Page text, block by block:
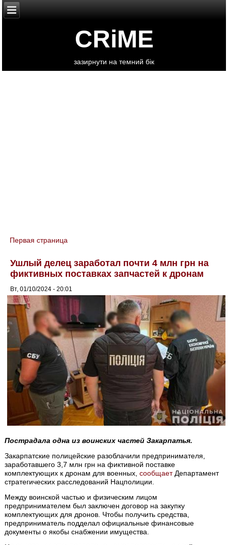
CRiME
зазирнути на темний бік
You are here
Первая страница
Ушлый делец заработал почти 4 млн грн на
фиктивных поставках запчастей к дронам
Вт, 01/10/2024 - 20:01
Пострадала одна из воинских частей Закарпатья.
Закарпатские полицейские разоблачили предпринимателя,
заработавшего 3,7 млн грн на фиктивной поставке
комплектующих к дронам для военных,сообщаетДепартамент
стратегических расследований Нацполиции.
Между воинской частью и физическим лицом
предпринимателем был заключен договор на закупку
комплектующих для дронов. Чтобы получить средства,
предприниматель подделал официальные финансовые
документы о якобы снабжении имущества.